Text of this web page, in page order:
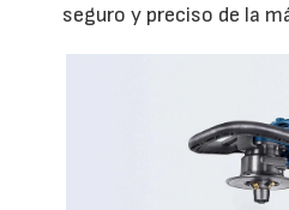
seguro y preciso de la